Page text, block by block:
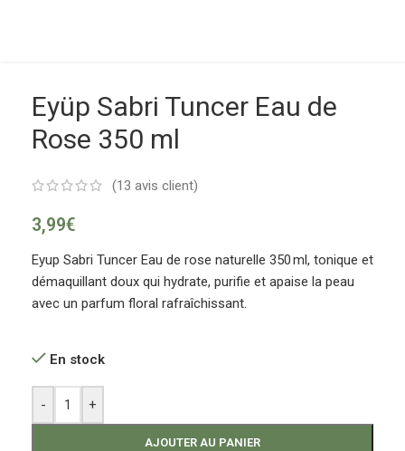
Eyüp Sabri Tuncer Eau de
Rose 350 ml
(13 avis client)
3,99€
Eyup Sabri Tuncer Eau de rose naturelle 350 ml, tonique et
démaquillant doux qui hydrate, purifie et apaise la peau
avec un parfum floral rafraîchissant.
En stock
- +
AJOUTER AU PANIER